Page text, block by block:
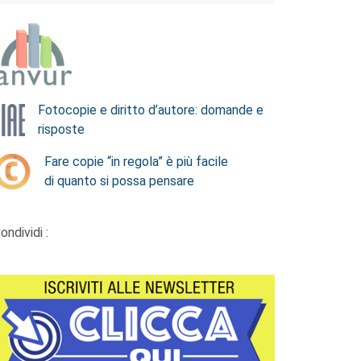
Fotocopie e diritto d’autore: domande e
risposte
Fare copie “in regola” è più facile
di quanto si possa pensare
: